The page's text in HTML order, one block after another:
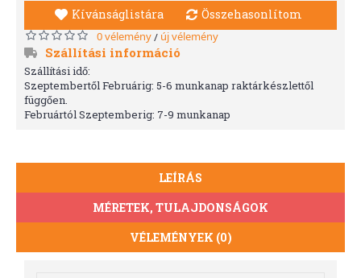
Kívánságlistára Összehasonlítom
0 vélemény/ új vélemény
Szállítási információ
Szállítási idő:
Szeptembertől Februárig: 5-6 munkanap raktárkészlettől
függően.
Februártól Szeptemberig: 7-9 munkanap
LEÍRÁS
MÉRETEK, TULAJDONSÁGOK
VÉLEMÉNYEK (0)